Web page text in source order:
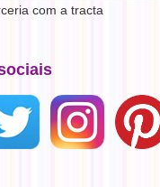
com a tracta